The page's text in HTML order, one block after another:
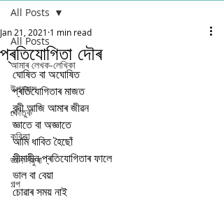
All Posts
আমাৰ লেখক-লেখিকা
উপন্যাস
কৌতুক
কবিতা
জ্ঞান সঁফুৰা
গল্প
All Posts
প্ৰতিযোগিতা দৌৰ
Jan 21, 2021 1 min read
ঘোষিত বা অঘোষিত
প্ৰতিযোগিতাৰ মাজত
বন্দী আজি আমাৰ জীৱন
জ্ঞাতে বা অজ্ঞাতে
আমি ধাবিত হৈছোঁ
সীমাহীন প্ৰতিযোগিতাৰ ফালে
ভাল বা বেয়া
চোৱাৰ সময় নাই